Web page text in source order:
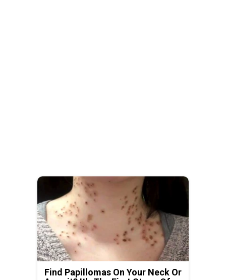
Find Papillomas On Your Neck Or